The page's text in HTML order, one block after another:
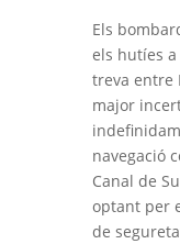
Els
els hutíes a
treva entre
major
navegació
Canal de
optant per
de